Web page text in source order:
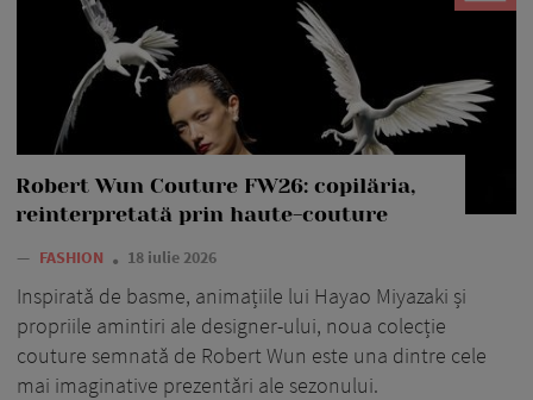
Robert Wun Couture FW26: copilăria,
reinterpretată prin haute-couture
— FASHION 18 iulie 2026
Inspirată de basme, animațiile lui Hayao Miyazaki și
propriile amintiri ale designer-ului, noua colecție
couture semnată de Robert Wun este una dintre cele
mai imaginative prezentări ale sezonului.